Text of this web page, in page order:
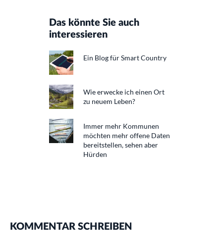
Das könnte Sie auch
interessieren
Ein Blog für Smart Country
Wie erwecke ich einen Ort
zu neuem Leben?
Immer mehr Kommunen
möchten mehr offene Daten
bereitstellen, sehen aber
Hürden
KOMMENTAR SCHREIBEN